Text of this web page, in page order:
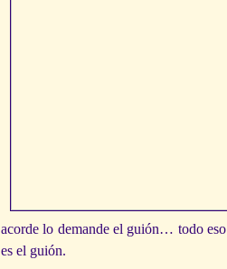
acorde lo demande el guión… todo
es el guión.